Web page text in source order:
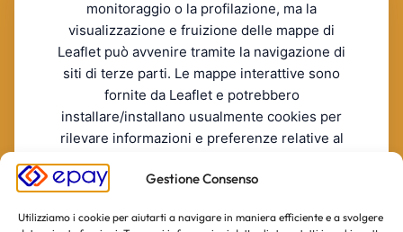
Gestione Consenso
Utilizziamo i cookie per aiutarti a navigare in maniera efficiente e a svolgere
monitoraggio o la profilazione, ma la
visualizzazione e fruizione delle mappe di
Leaflet può avvenire tramite la navigazione di
siti di terze parti. Le mappe interattive sono
fornite da Leaflet e potrebbero
installare/installano usualmente cookies per
rilevare informazioni e preferenze relative al
RIFIUTO
ACCONSENTO
La invitiamo a consultare le informazioni sulla privacy policy
di Leaflet incluse nella informativa estesa. [Leaflet's Privacy